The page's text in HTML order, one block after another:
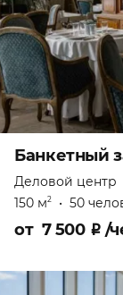
Банкетный
Деловой центр
150 м2 • 50
от 7 500 ₽ /